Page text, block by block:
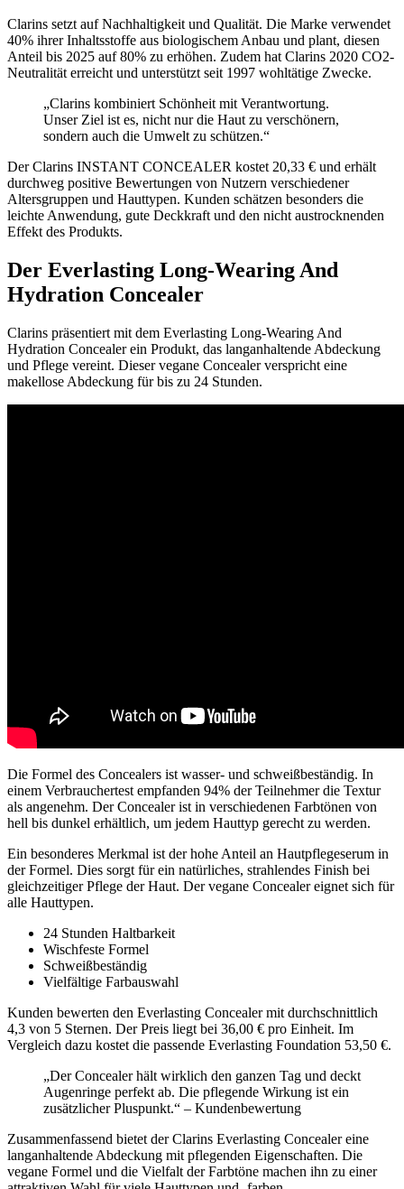
Clarins setzt auf Nachhaltigkeit und Qualität. Die Marke verwendet
40% ihrer Inhaltsstoffe aus biologischem Anbau und plant, diesen
Anteil bis 2025 auf 80% zu erhöhen. Zudem hat Clarins 2020 CO2-
Neutralität erreicht und unterstützt seit 1997 wohltätige Zwecke.
„Clarins kombiniert Schönheit mit Verantwortung.
Unser Ziel ist es, nicht nur die Haut zu verschönern,
sondern auch die Umwelt zu schützen.“
Der Clarins INSTANT CONCEALER kostet 20,33 € und erhält
durchweg positive Bewertungen von Nutzern verschiedener
Altersgruppen und Hauttypen. Kunden schätzen besonders die
leichte Anwendung, gute Deckkraft und den nicht austrocknenden
Effekt des Produkts.
Der Everlasting Long-Wearing And
Hydration Concealer
Clarins präsentiert mit dem Everlasting Long-Wearing And
Hydration Concealer ein Produkt, das langanhaltende Abdeckung
und Pflege vereint. Dieser vegane Concealer verspricht eine
makellose Abdeckung für bis zu 24 Stunden.
Die Formel des Concealers ist wasser- und schweißbeständig. In
einem Verbrauchertest empfanden 94% der Teilnehmer die Textur
als angenehm. Der Concealer ist in verschiedenen Farbtönen von
hell bis dunkel erhältlich, um jedem Hauttyp gerecht zu werden.
Ein besonderes Merkmal ist der hohe Anteil an Hautpflegeserum in
der Formel. Dies sorgt für ein natürliches, strahlendes Finish bei
gleichzeitiger Pflege der Haut. Der vegane Concealer eignet sich für
alle Hauttypen.
24 Stunden Haltbarkeit
Wischfeste Formel
Schweißbeständig
Vielfältige Farbauswahl
Kunden bewerten den Everlasting Concealer mit durchschnittlich
4,3 von 5 Sternen. Der Preis liegt bei 36,00 € pro Einheit. Im
Vergleich dazu kostet die passende Everlasting Foundation 53,50 €.
„Der Concealer hält wirklich den ganzen Tag und deckt
Augenringe perfekt ab. Die pflegende Wirkung ist ein
zusätzlicher Pluspunkt.“ – Kundenbewertung
Zusammenfassend bietet der Clarins Everlasting Concealer eine
langanhaltende Abdeckung mit pflegenden Eigenschaften. Die
vegane Formel und die Vielfalt der Farbtöne machen ihn zu einer